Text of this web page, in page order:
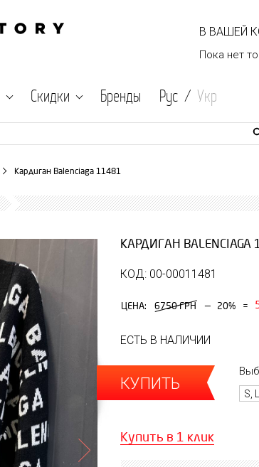
В ВАШЕЙ
Пока нет
Скидки Бренды Рус / Укр
Кардиган Balenciaga 11481
КАРДИГАН BALENCIAGA
КОД: 00-00011481
ЦЕНА: 6750 ГРН — 20% =
ЕСТЬ В НАЛИЧИИ
КУПИТЬ
S, L
Купить в 1 клик